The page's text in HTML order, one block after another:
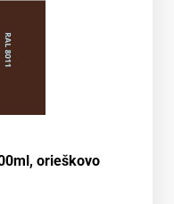
orieškovo